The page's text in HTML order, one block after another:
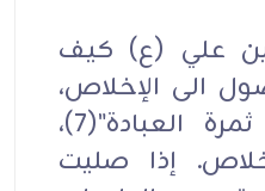
علي (ع) كيف
الى الإخلاص،
يقول(ع) :"الإخلاص ثمرة العبادة"(7)،
إذا صليت